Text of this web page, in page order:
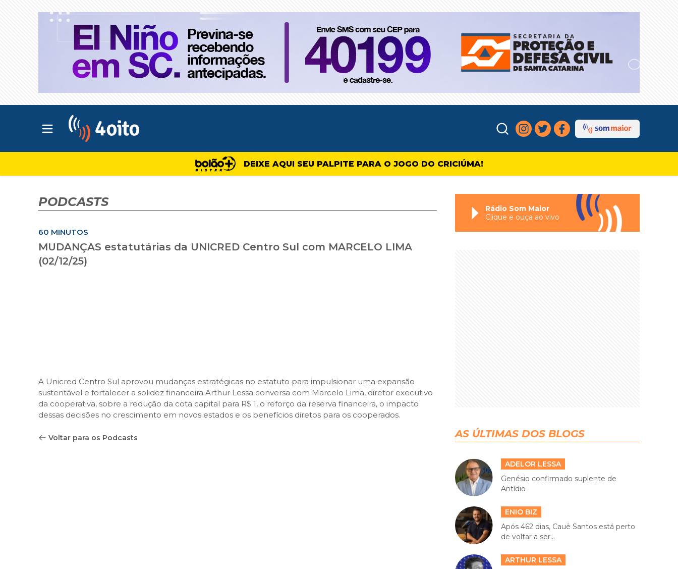
Abrir menu principal
DEIXE AQUI SEU PALPITE PARA O JOGO DO CRICIÚMA!
PODCASTS
60 MINUTOS
MUDANÇAS estatutárias da UNICRED Centro Sul com MARCELO LIMA
(02/12/25)
A Unicred Centro Sul aprovou mudanças estratégicas no estatuto para impulsionar uma expansão
sustentável e fortalecer a solidez financeira.Arthur Lessa conversa com Marcelo Lima, diretor executivo
da cooperativa, sobre a redução da cota capital para R$ 1, o reforço da reserva financeira, o impacto
dessas decisões no crescimento em novos estados e os benefícios diretos para os cooperados.
Voltar para os Podcasts
Rádio Som Maior
Clique e ouça ao vivo
AS ÚLTIMAS DOS BLOGS
ADELOR LESSA
Genésio confirmado suplente de
Antídio
ENIO BIZ
Após 462 dias, Cauê Santos está perto
de voltar a ser...
ARTHUR LESSA